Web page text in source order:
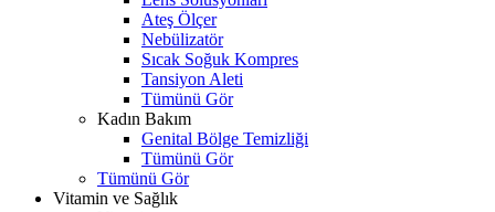
Ateş Ölçer
Nebülizatör
Sıcak Soğuk Kompres
Tansiyon Aleti
Tümünü Gör
Kadın Bakım
Genital Bölge Temizliği
Tümünü Gör
Tümünü Gör
Vitamin ve Sağlık